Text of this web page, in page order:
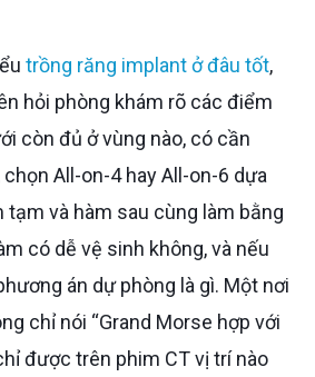
trồng răng implant ở đâu tốt,
hỏi phòng khám rõ các điểm
còn đủ ở vùng nào, có cần
All-on-4 hay All-on-6 dựa
tạm và hàm sau cùng làm bằng
có dễ vệ sinh không, và nếu
án dự phòng là gì. Một nơi
chỉ nói “Grand Morse hợp với
được trên phim CT vị trí nào